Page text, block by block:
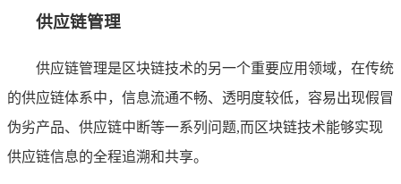
供应链管理
供应链管理是区块链技术的另一个重要应用领域，在传统
的供应链体系中，信息流通不畅、透明度较低，容易出现假冒
伪劣产品、供应链中断等一系列问题,而区块链技术能够实现
供应链信息的全程追溯和共享。